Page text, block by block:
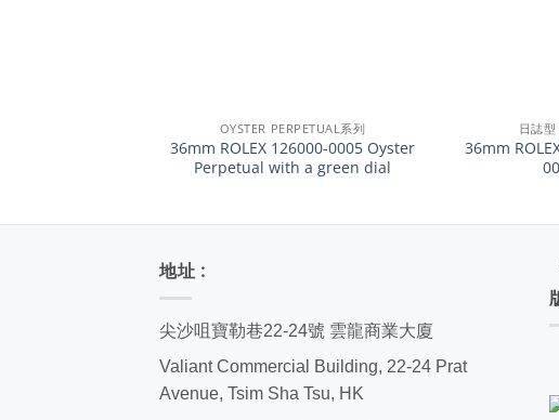
OYSTER PERPETUAL系列
36mm ROLEX 126000-0005 Oyster
Perpetual with a green dial
日誌型
36mm
地址 :
尖沙咀寶勒巷22-24號 雲龍商業大廈
Valiant Commercial Building, 22-24 Prat
Avenue, Tsim Sha Tsu, HK